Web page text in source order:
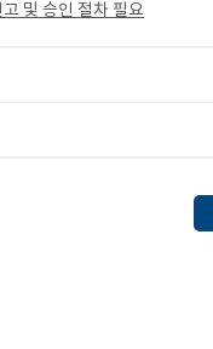
및 승인 절차 필요